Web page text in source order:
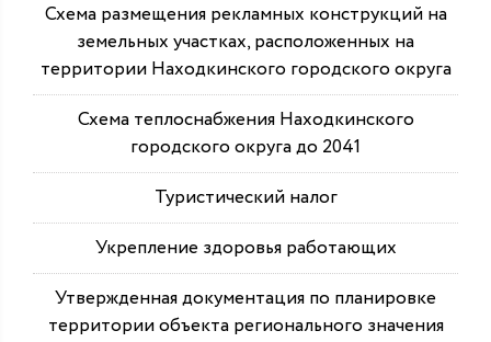
Схема размещения рекламных конструкций на
земельных участках, расположенных на
территории Находкинского городского округа
Схема теплоснабжения Находкинского
городского округа до 2041
Туристический налог
Укрепление здоровья работающих
Утвержденная документация по планировке
территории объекта регионального значения